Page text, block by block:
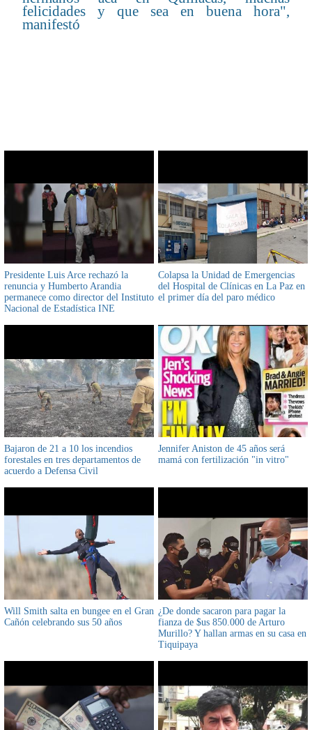
felicidades y que sea en buena hora",
manifestó
Presidente Luis Arce rechazó la
renuncia y Humberto Arandia
permanece como director del Instituto
Nacional de Estadística INE
Colapsa la Unidad de Emergencias
del Hospital de Clínicas en La Paz en
el primer día del paro médico
Bajaron de 21 a 10 los incendios
forestales en tres departamentos de
acuerdo a Defensa Civil
Jennifer Aniston de 45 años será
mamá con fertilización "in vitro"
Will Smith salta en bungee en el Gran
Cañón celebrando sus 50 años
¿De donde sacaron para pagar la
fianza de $us 850.000 de Arturo
Murillo? Y hallan armas en su casa en
Tiquipaya